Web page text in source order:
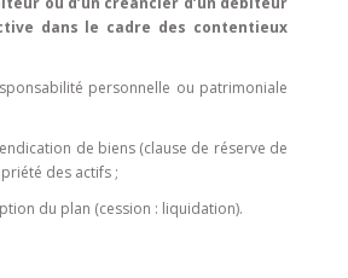
dans le cadre des contentieux
personnelle ou patrimoniale
de biens (clause de réserve de
des actifs ;
du plan (cession : liquidation).